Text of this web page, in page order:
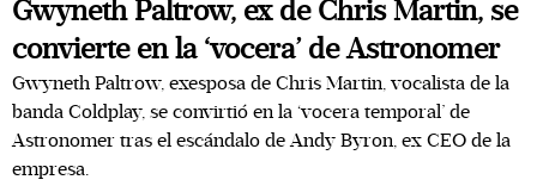
Gwyneth Paltrow, ex de Chris Martin, se
convierte en la ‘vocera’ de Astronomer
Gwyneth Paltrow, exesposa de Chris Martin, vocalista de la
banda Coldplay, se convirtió en la ‘vocera temporal’ de
Astronomer tras el escándalo de Andy Byron, ex CEO de la
empresa.